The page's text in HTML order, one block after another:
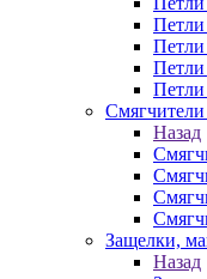
Петли
Петли
Петли
Смягчители
Назад
Защелки,
Назад